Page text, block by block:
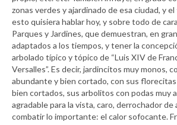
zonas verdes y ajardinado de esa ciudad, y
esto quisiera hablar hoy, y sobre todo de
Parques y Jardines, que demuestran, en
adaptados a los tiempos, y tener la
arbolado típico y tópico de “Luis XIV de
Versalles”. Es decir, jardincitos muy monos,
abundante y bien cortado, con sus
bien cortados, sus arbolitos con podas muy
agradable para la vista, caro, derrochador de
combatir lo importante: el calor sofocante.